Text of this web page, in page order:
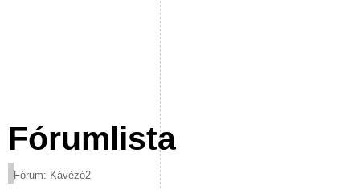
Fórumlista
Fórum: Kávézó2